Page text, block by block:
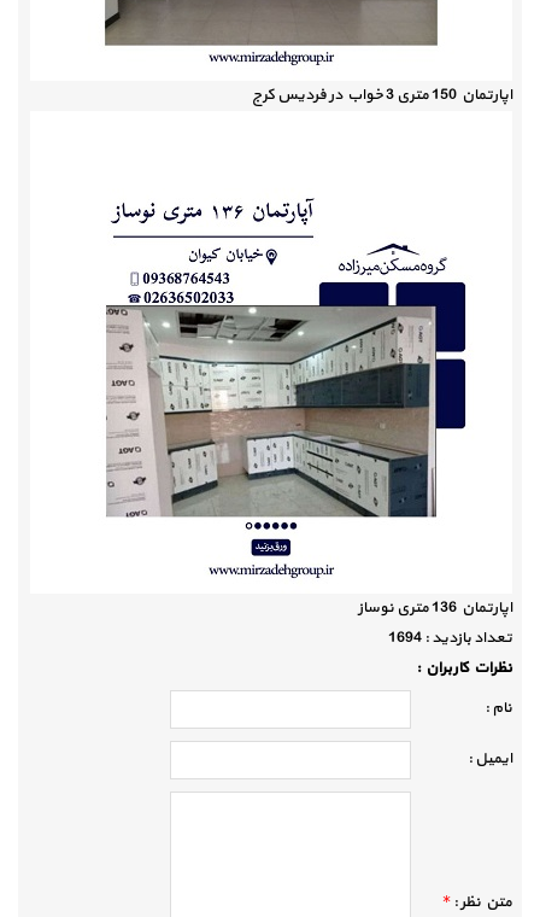
اپارتمان 150 متری 3 خواب در فردیس کرج
اپارتمان 136 متری نوساز
تعداد بازديد :1694
نظرات كاربران :
نام :
ايميل :
متن نظر :*